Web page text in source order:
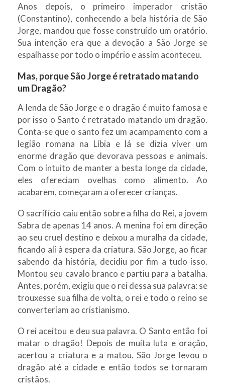
Anos depois, o primeiro imperador cristão
(Constantino), conhecendo a bela história de São
Jorge, mandou que fosse construído um oratório.
Sua intenção era que a devoção a São Jorge se
espalhasse por todo o império e assim aconteceu.
Mas, porque São Jorge é retratado matando
um Dragão?
A lenda de São Jorge e o dragão é muito famosa e
por isso o Santo é retratado matando um dragão.
Conta-se que o santo fez um acampamento com a
legião romana na Líbia e lá se dizia viver um
enorme dragão que devorava pessoas e animais.
Com o intuito de manter a besta longe da cidade,
eles ofereciam ovelhas como alimento. Ao
acabarem, começaram a oferecer crianças.
O sacrifício caiu então sobre a filha do Rei, a jovem
Sabra de apenas 14 anos. A menina foi em direção
ao seu cruel destino e deixou a muralha da cidade,
ficando ali à espera da criatura. São Jorge, ao ficar
sabendo da história, decidiu por fim a tudo isso.
Montou seu cavalo branco e partiu para a batalha.
Antes, porém, exigiu que o rei dessa sua palavra: se
trouxesse sua filha de volta, o rei e todo o reino se
converteriam ao cristianismo.
O rei aceitou e deu sua palavra. O Santo então foi
matar o dragão! Depois de muita luta e oração,
acertou a criatura e a matou. São Jorge levou o
dragão até a cidade e então todos se tornaram
cristãos.